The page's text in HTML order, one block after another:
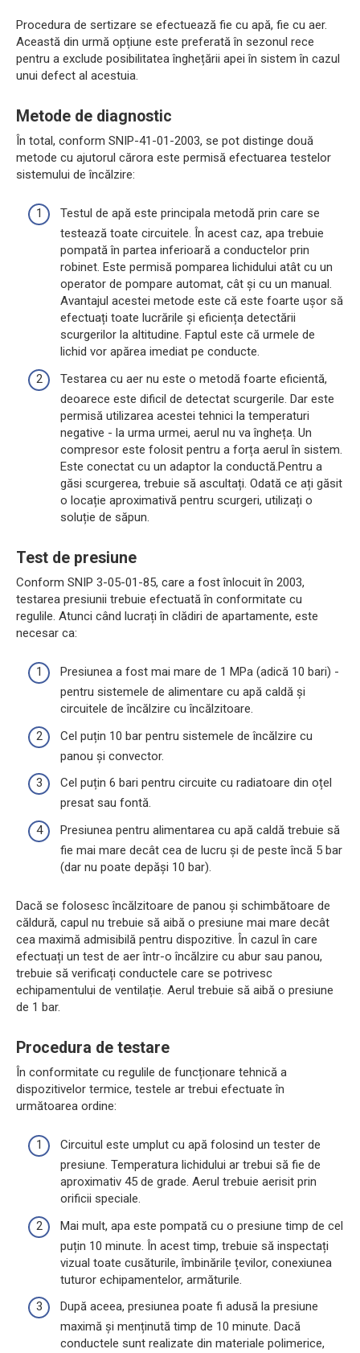
Procedura de sertizare se efectuează fie cu apă, fie cu aer.
Această din urmă opțiune este preferată în sezonul rece
pentru a exclude posibilitatea înghețării apei în sistem în cazul
unui defect al acestuia.
Metode de diagnostic
În total, conform SNIP-41-01-2003, se pot distinge două
metode cu ajutorul cărora este permisă efectuarea testelor
sistemului de încălzire:
Testul de apă este principala metodă prin care se
testează toate circuitele. În acest caz, apa trebuie
pompată în partea inferioară a conductelor prin
robinet. Este permisă pomparea lichidului atât cu un
operator de pompare automat, cât și cu un manual.
Avantajul acestei metode este că este foarte ușor să
efectuați toate lucrările și eficiența detectării
scurgerilor la altitudine. Faptul este că urmele de
lichid vor apărea imediat pe conducte.
Testarea cu aer nu este o metodă foarte eficientă,
deoarece este dificil de detectat scurgerile. Dar este
permisă utilizarea acestei tehnici la temperaturi
negative - la urma urmei, aerul nu va îngheța. Un
compresor este folosit pentru a forța aerul în sistem.
Este conectat cu un adaptor la conductă.Pentru a
găsi scurgerea, trebuie să ascultați. Odată ce ați găsit
o locație aproximativă pentru scurgeri, utilizați o
soluție de săpun.
Test de presiune
Conform SNIP 3-05-01-85, care a fost înlocuit în 2003,
testarea presiunii trebuie efectuată în conformitate cu
regulile. Atunci când lucrați în clădiri de apartamente, este
necesar ca:
Presiunea a fost mai mare de 1 MPa (adică 10 bari) -
pentru sistemele de alimentare cu apă caldă și
circuitele de încălzire cu încălzitoare.
Cel puțin 10 bar pentru sistemele de încălzire cu
panou și convector.
Cel puțin 6 bari pentru circuite cu radiatoare din oțel
presat sau fontă.
Presiunea pentru alimentarea cu apă caldă trebuie să
fie mai mare decât cea de lucru și de peste încă 5 bar
(dar nu poate depăși 10 bar).
Dacă se folosesc încălzitoare de panou și schimbătoare de
căldură, capul nu trebuie să aibă o presiune mai mare decât
cea maximă admisibilă pentru dispozitive. În cazul în care
efectuați un test de aer într-o încălzire cu abur sau panou,
trebuie să verificați conductele care se potrivesc
echipamentului de ventilație. Aerul trebuie să aibă o presiune
de 1 bar.
Procedura de testare
În conformitate cu regulile de funcționare tehnică a
dispozitivelor termice, testele ar trebui efectuate în
următoarea ordine:
Circuitul este umplut cu apă folosind un tester de
presiune. Temperatura lichidului ar trebui să fie de
aproximativ 45 de grade. Aerul trebuie aerisit prin
orificii speciale.
Mai mult, apa este pompată cu o presiune timp de cel
puțin 10 minute. În acest timp, trebuie să inspectați
vizual toate cusăturile, îmbinările țevilor, conexiunea
tuturor echipamentelor, armăturile.
După aceea, presiunea poate fi adusă la presiune
maximă și menținută timp de 10 minute. Dacă
conductele sunt realizate din materiale polimerice,